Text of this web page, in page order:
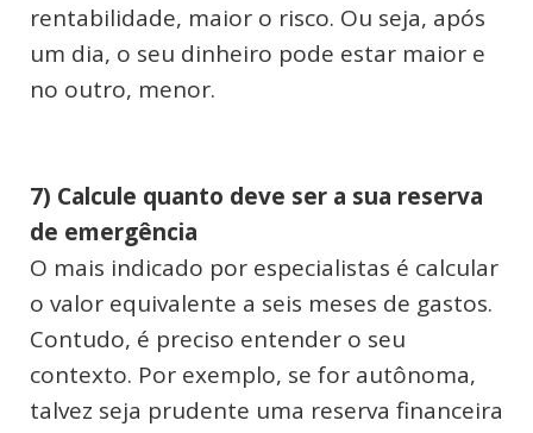
rentabilidade, maior o risco. Ou seja, após
um dia, o seu dinheiro pode estar maior e
no outro, menor.
7) Calcule quanto deve ser a sua reserva
de emergência
O mais indicado por especialistas é calcular
o valor equivalente a seis meses de gastos.
Contudo, é preciso entender o seu
contexto. Por exemplo, se for autônoma,
talvez seja prudente uma reserva financeira